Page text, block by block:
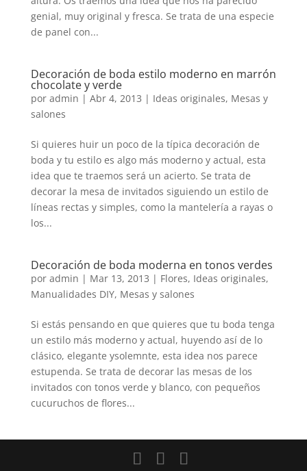
genial, muy original y fresca. Se trata de una especie
de panel con...
Decoración de boda estilo moderno en marrón
chocolate y verde
por admin | Abr 4, 2013 | Ideas originales, Mesas y
salones
Si quieres huir un poco de la típica decoración de
boda y tu estilo es algo más moderno y actual, esta
idea que te traemos será un acierto. Se trata de
decorar la mesa de invitados siguiendo un estilo de
líneas rectas y simples, como la mantelería a rayas o
los...
Decoración de boda moderna en tonos verdes
por admin | Mar 13, 2013 | Flores, Ideas originales,
Manualidades DIY, Mesas y salones
Si estás pensando en que quieres que tu boda tenga
un estilo más moderno y actual, huyendo así de lo
clásico, elegante ysolemnte, esta idea nos parece
estupenda. Se trata de decorar las mesas de los
invitados con tonos verde y blanco, con pequeños
cucuruchos de flores...